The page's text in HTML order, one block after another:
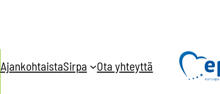
AjankohtaistaSirpa Ota yhteyttä